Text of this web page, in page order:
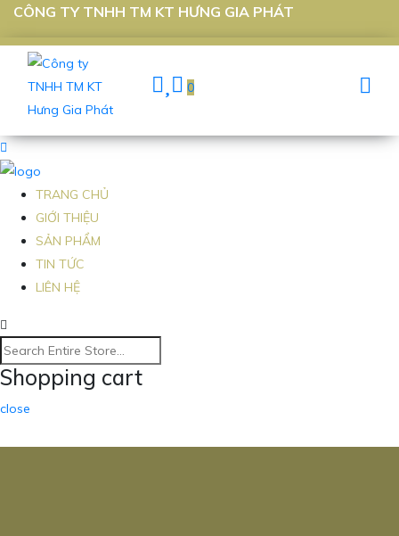
CÔNG TY TNHH TM KT HƯNG GIA PHÁT
0
TRANG CHỦ
GIỚI THIỆU
SẢN PHẨM
TIN TỨC
LIÊN HỆ
Shopping cart
close